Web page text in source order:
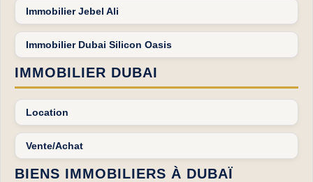
Immobilier Jebel Ali
Immobilier Dubai Silicon Oasis
IMMOBILIER DUBAI
Location
Vente/Achat
BIENS IMMOBILIERS À DUBAÏ